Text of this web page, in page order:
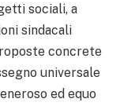
sociali, a
sindacali
concrete
universale
ed equo